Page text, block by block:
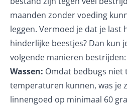
maanden zonder voeding
leggen. Vermoed je dat je last
hinderlijke beestjes? Dan kun
volgende manieren bestrijden:
Wassen: Omdat bedbugs niet
temperaturen kunnen, was je
linnengoed op minimaal 60